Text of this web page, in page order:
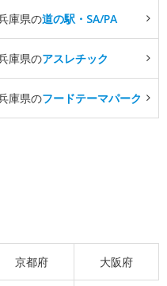
庫県の道の駅・SA/PA
庫県のアスレチック
庫県のフードテーマパーク
京都府 大阪府